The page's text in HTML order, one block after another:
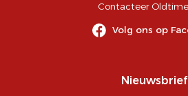
Contacteer
Volg ons op
Nieuwsbrief